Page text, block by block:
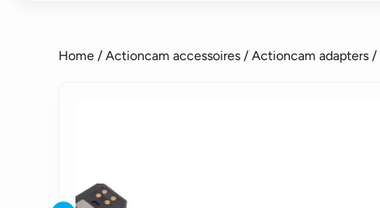
Home / Actioncam accessoires / Actioncam adapters /